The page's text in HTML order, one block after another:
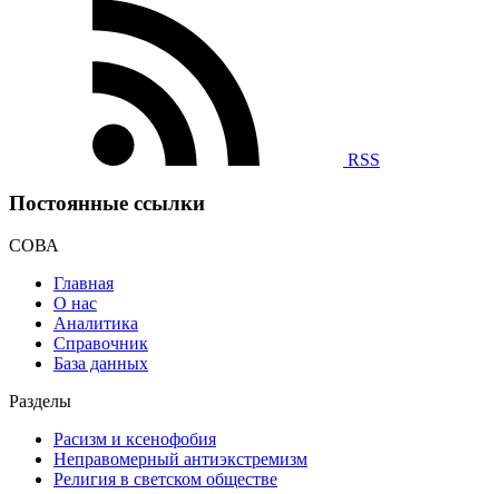
RSS
Постоянные ссылки
СОВА
Главная
О нас
Аналитика
Справочник
База данных
Разделы
Расизм и ксенофобия
Неправомерный антиэкстремизм
Религия в светском обществе